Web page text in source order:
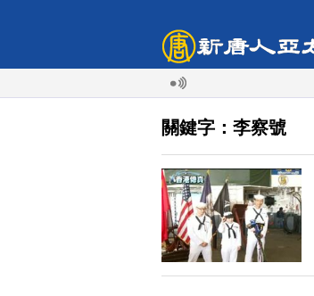
關鍵字：李察號